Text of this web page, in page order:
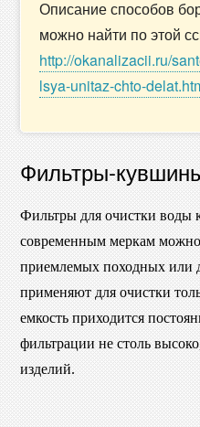
Описание способов
можно найти по этой
http://okanalizacii.ru/
lsya-unitaz-chto-
Фильтры-
Фильтры для очистки воды
современным меркам можно
приемлемых походных или
применяют для очистки
емкость приходится
фильтрации не столь
изделий.